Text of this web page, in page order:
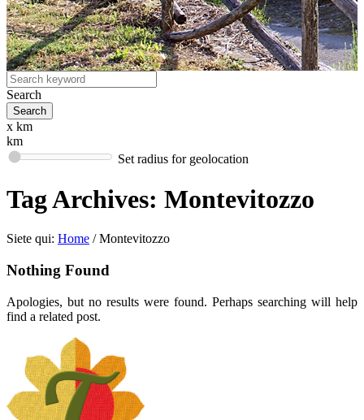
Search
x km
km
Set radius for geolocation
Tag Archives: Montevitozzo
Siete qui: Home / Montevitozzo
Nothing Found
Apologies, but no results were found. Perhaps searching will help
find a related post.